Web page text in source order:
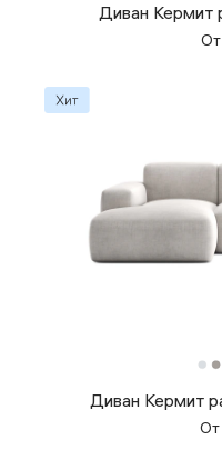
Диван Кермит
От
Диван Кермит
От